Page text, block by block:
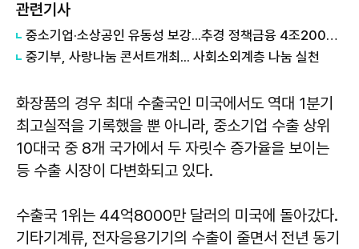
관련기사
중소기업·소상공인 유동성 보강...추경 정책금융 4조2000억원 공급
중기부, 사랑나눔 콘서트개최... 사회소외계층 나눔 실천
화장품의 경우 최대 수출국인 미국에서도 역대 1분기
최고실적을 기록했을 뿐 아니라, 중소기업 수출 상위
10대국 중 8개 국가에서 두 자릿수 증가율을 보이는
등 수출 시장이 다변화되고 있다.
수출국 1위는 44억8000만 달러의 미국에 돌아갔다.
기타기계류, 전자응용기기의 수출이 줄면서 전년 동기